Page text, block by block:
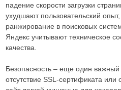
падение скорости загрузки
ухудшают пользовательский
ранжирование в поисковых
Яндекс учитывают техническое
качества.
Безопасность – еще один важный
отсутствие SSL-сертификата